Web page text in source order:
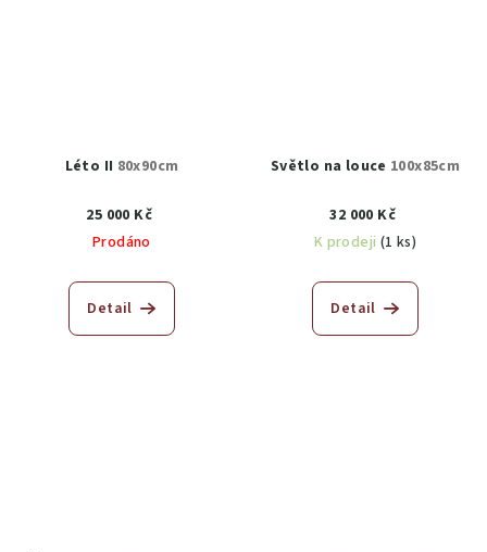
Léto II 80x90cm
25 000 Kč
Prodáno
Detail
Světlo na louce 100x85cm
32 000 Kč
K prodeji (1 ks)
Detail